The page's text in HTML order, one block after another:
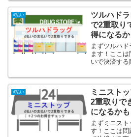
うまく利用す
得になります
d払い
ツルハド
で2重取り
得になるか
まずツルハ
ます！ここ
いで決済する
ツルハドラッ
す！ツルハド
際のポイン
d払い
ミニスト
2重取りで
になるかも
まずミニス
す！ここは問